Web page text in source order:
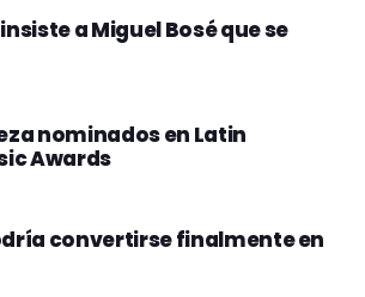
a Miguel Bosé que se
nominados en Latin
Awards
convertirse finalmente en